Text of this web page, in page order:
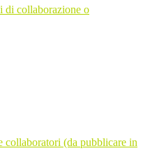
di collaborazione o
collaboratori (da pubblicare in